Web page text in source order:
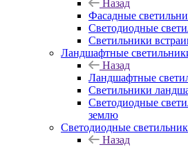
Назад
Фасадные
Светодиодные
Светильники
Ландшафтные
Назад
Ландшафтные
Светильники
Светодиодные
землю
Светодиодные
Назад